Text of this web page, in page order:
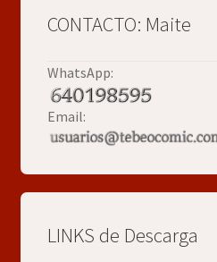
CONTACTO: Maite
WhatsApp:
Email:
LINKS de Descarga